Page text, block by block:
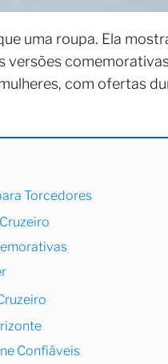
uma roupa. Ela
versões
com ofertas
Torcedores
Confiáveis